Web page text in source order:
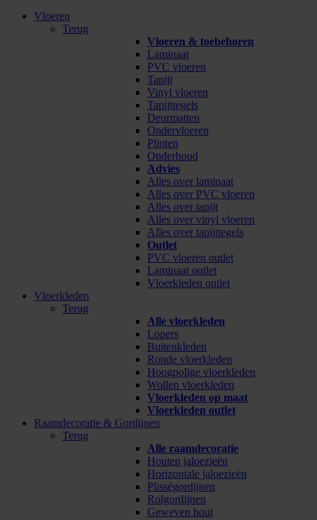
Vloeren
Terug
Vloeren & toebehoren
Laminaat
PVC vloeren
Tapijt
Vinyl vloeren
Tapijttegels
Deurmatten
Ondervloeren
Plinten
Onderhoud
Advies
Alles over laminaat
Alles over PVC vloeren
Alles over tapijt
Alles over vinyl vloeren
Alles over tapijttegels
Outlet
PVC vloeren outlet
Laminaat outlet
Vloerkleden outlet
Vloerkleden
Terug
Alle vloerkleden
Lopers
Buitenkleden
Ronde vloerkleden
Hoogpolige vloerkleden
Wollen vloerkleden
Vloerkleden op maat
Vloerkleden outlet
Raamdecoratie & Gordijnen
Terug
Alle raamdecoratie
Houten jaloezieën
Horizontale jaloezieën
Plisségordijnen
Rolgordijnen
Geweven hout